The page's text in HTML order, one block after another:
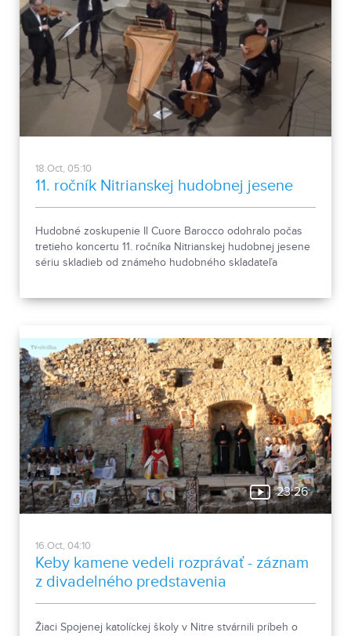
18.Oct, 05:10
11. ročník Nitrianskej hudobnej jesene
Hudobné zoskupenie Il Cuore Barocco odohralo počas
tretieho koncertu 11. ročníka Nitrianskej hudobnej jesene
sériu skladieb od známeho hudobného skladateľa
23:26
16.Oct, 04:10
Keby kamene vedeli rozprávať - záznam
z divadelného predstavenia
Žiaci Spojenej katolíckej školy v Nitre stvárnili príbeh o